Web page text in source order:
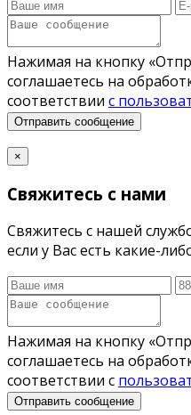
Нажимая на кнопку
соглашаетесь на
соответствии с
Отправить сообщение
×
Свяжитесь с нами
Свяжитесь с нашей
если у Вас есть какие-
Нажимая на кнопку
соглашаетесь на
соответствии с
Отправить сообщение